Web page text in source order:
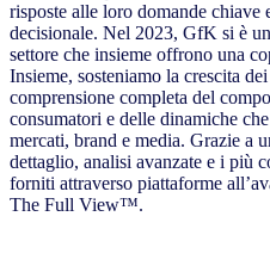
risposte alle loro domande chiave
decisionale. Nel 2023, GfK si è
settore che insieme offrono una
Insieme, sosteniamo la crescita
comprensione completa del
consumatori e delle dinamiche
mercati, brand e media. Grazie a
dettaglio, analisi avanzate e i più
forniti attraverso piattaforme
The Full View™.